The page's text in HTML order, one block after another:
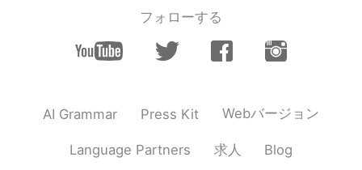
さいきん、プログラマたちは悩んでるよな
ぁ。でも。
素晴らしい仕事ですね😊✨
Andres アンドレス 2020.04.06 02:15
フォローする
AI Grammar Press Kit Webバージョン
Language Partners 求人 Blog